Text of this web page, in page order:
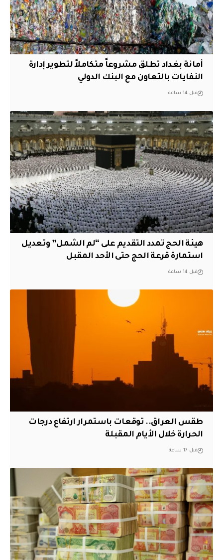
أمانة بغداد تطلق مشروعاً متكاملاً لتطوير إدارة
النفايات بالتعاون مع البنك الدولي
قبل 14 ساعة
هيئة الحج تمدد التقديم على “لم الشمل” وتعديل
استمارة قرعة الحج حتى الأحد المقبل
قبل 14 ساعة
طقس العراق.. توقعات باستمرار ارتفاع درجات
الحرارة خلال الأيام المقبلة
قبل 17 ساعة